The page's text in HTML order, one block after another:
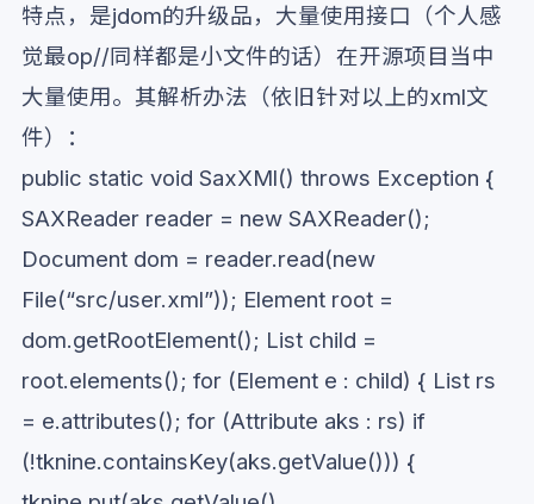
特点，是jdom的升级品，大量使用接口（个人感
觉最op//同样都是小文件的话）在开源项目当中
大量使用。其解析办法（依旧针对以上的xml文
件）：
public static void SaxXMl() throws Exception {
SAXReader reader = new SAXReader();
Document dom = reader.read(new
File(“src/user.xml”)); Element root =
dom.getRootElement(); List child =
root.elements(); for (Element e : child) { List rs
= e.attributes(); for (Attribute aks : rs) if
(!tknine.containsKey(aks.getValue())) {